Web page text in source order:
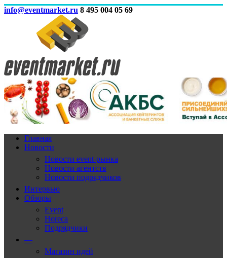
info@eventmarket.ru 8 495 004 05 69
Главная
Новости
Новости event-рынка
Новости агентств
Новости подрядчиков
Интервью
Обзоры
Event
Horeca
Подрядчики
—
Магазин идей